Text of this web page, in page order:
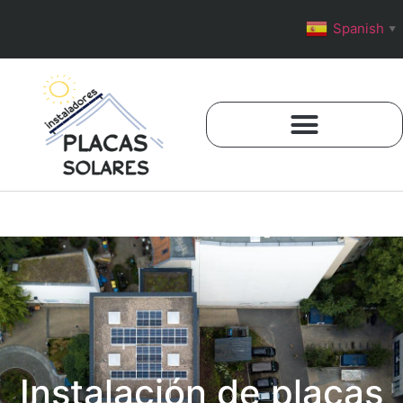
Instalación de placas
Spanish ▼